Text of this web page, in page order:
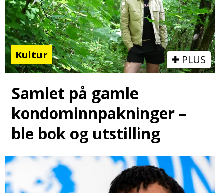
Kultur PLUS
Samlet på gamle
kondominnpakninger –
ble bok og utstilling